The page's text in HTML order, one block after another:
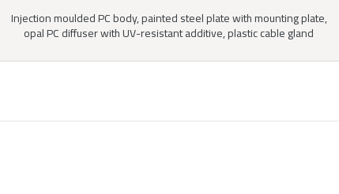
Injection moulded PC body, painted steel plate with mounting plate,
opal PC diffuser with UV-resistant additive, plastic cable gland